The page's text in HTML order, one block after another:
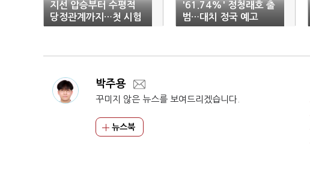
지선 압승부터 수평적
당정관계까지…첫 시험
대는 '세제개편안'
'61.74%' 정청래호 출
범…대치 정국 예고
박주용
꾸미지 않은 뉴스를 보여드리겠습니다.
뉴스북